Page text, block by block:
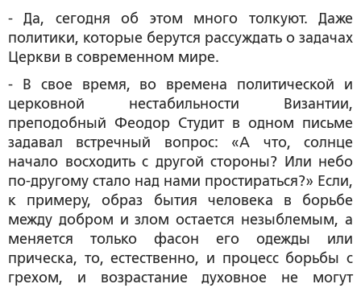
- Да, сегодня об этом много толкуют. Даже
политики, которые берутся рассуждать о задачах
Церкви в современном мире.
- В свое время, во времена политической и
церковной нестабильности Византии,
преподобный Феодор Студит в одном письме
задавал встречный вопрос: «А что, солнце
начало восходить с другой стороны? Или небо
по-другому стало над нами простираться?» Если,
к примеру, образ бытия человека в борьбе
между добром и злом остается незыблемым, а
меняется только фасон его одежды или
прическа, то, естественно, и процесс борьбы с
грехом, и возрастание духовное не могут